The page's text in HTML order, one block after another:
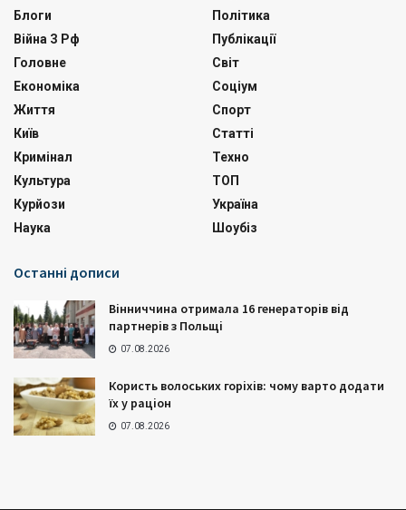
Блоги
Війна З Рф
Головне
Економіка
Життя
Київ
Кримінал
Культура
Курйози
Наука
Політика
Публікації
Світ
Соціум
Спорт
Статті
Техно
ТОП
Україна
Шоубіз
Останні дописи
Вінниччина отримала 16 генераторів від
партнерів з Польщі
07.08.2026
Користь волоських горіхів: чому варто додати
їх у раціон
07.08.2026